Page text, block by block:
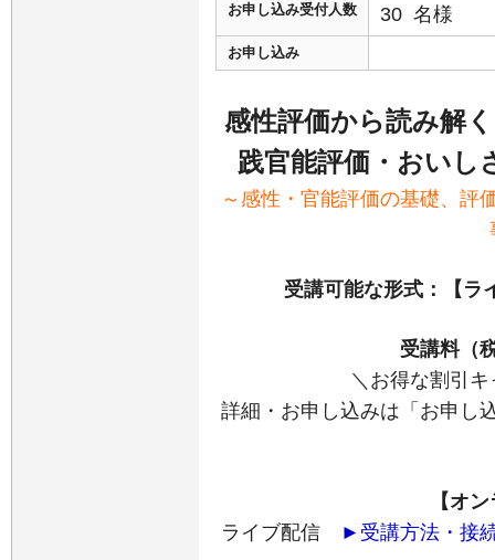
お申し込み受付人数 30 名様
お申し込み
感性評価から読み解
践官能評価・おいし
～感性・官能評価の基礎、評
受講可能な形式：【ラ
受講料（
＼お得な割引
詳細・お申し込みは「お申し
【オ
ライブ配信
►受講方法・接